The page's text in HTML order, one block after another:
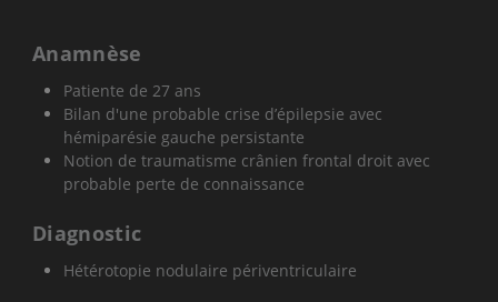
Anamnèse
Patiente de 27 ans
Bilan d'une probable crise d’épilepsie avec
hémiparésie gauche persistante
Notion de traumatisme crânien frontal droit avec
probable perte de connaissance
Diagnostic
Hétérotopie nodulaire périventriculaire